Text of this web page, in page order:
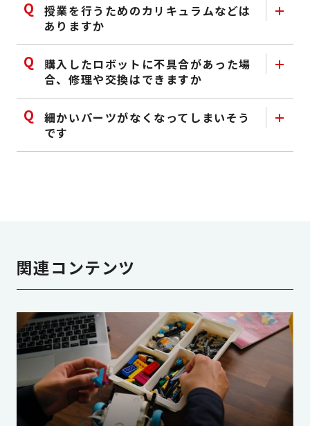
授業を行うためのカリキュラムなどは
ありますか
購入したロボットに不具合があった場
合、修理や交換はできますか
細かいパーツがなくなってしまいそう
です
関連コンテンツ